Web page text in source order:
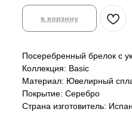
в корзину
Посеребренный брелок с
Коллекция: Basic
Материал: Ювелирный
Покрытие: Серебро
Страна изготовитель: